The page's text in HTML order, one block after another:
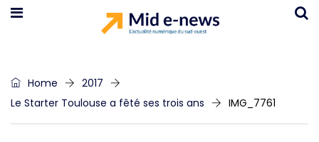
Home
2017
Le Starter Toulouse a fêté ses trois ans
IMG_7761